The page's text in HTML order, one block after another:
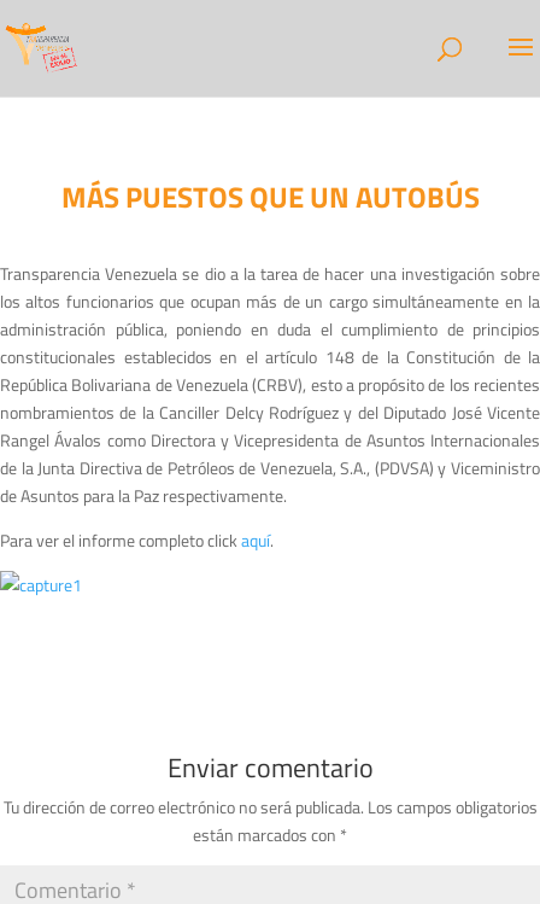
MÁS PUESTOS QUE UN AUTOBÚS
Transparencia Venezuela se dio a la tarea de hacer una investigación sobre
los altos funcionarios que ocupan más de un cargo simultáneamente en la
administración pública, poniendo en duda el cumplimiento de principios
constitucionales establecidos en el artículo 148 de la Constitución de la
República Bolivariana de Venezuela (CRBV), esto a propósito de los recientes
nombramientos de la Canciller Delcy Rodríguez y del Diputado José Vicente
Rangel Ávalos como Directora y Vicepresidenta de Asuntos Internacionales
de la Junta Directiva de Petróleos de Venezuela, S.A., (PDVSA) y Viceministro
de Asuntos para la Paz respectivamente.
Para ver el informe completo clickaquí.
Enviar comentario
Tu dirección de correo electrónico no será publicada. Los campos obligatorios
están marcados con *